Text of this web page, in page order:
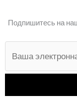
Подпишитесь на